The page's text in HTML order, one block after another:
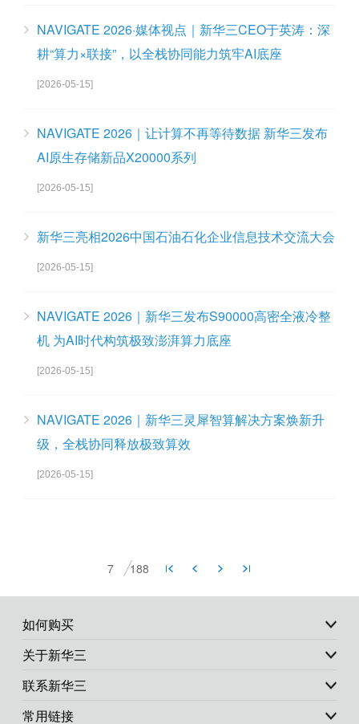
NAVIGATE 2026·媒体视点｜新华三CEO于英涛：深
耕“算力×联接”，以全栈协同能力筑牢AI底座
[2026-05-15]
NAVIGATE 2026｜让计算不再等待数据 新华三发布
AI原生存储新品X20000系列
[2026-05-15]
新华三亮相2026中国石油石化企业信息技术交流大会
[2026-05-15]
NAVIGATE 2026｜新华三发布S90000高密全液冷整
机 为AI时代构筑极致澎湃算力底座
[2026-05-15]
NAVIGATE 2026｜新华三灵犀智算解决方案焕新升
级，全栈协同释放极致算效
[2026-05-15]
7 188
如何购买
关于新华三
联系新华三
常用链接